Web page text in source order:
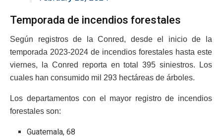
Temporada de incendios forestales
Según registros de la Conred, desde el inicio de la
temporada 2023-2024 de incendios forestales hasta este
viernes, la Conred reporta en total 395 siniestros. Los
cuales han consumido mil 293 hectáreas de árboles.
Los departamentos con el mayor registro de incendios
forestales son:
Guatemala, 68